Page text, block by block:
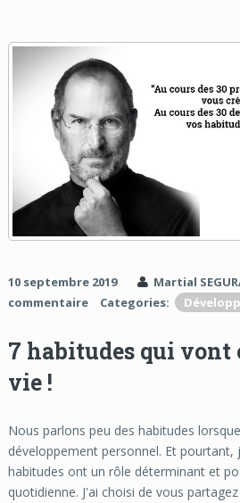
10 septembre 2019 Martial
commentaire
Categories:
7 habitudes qui vont
vie !
Nous parlons peu des habitudes
développement personnel. Et pourtant,
habitudes ont un rôle déterminant et
quotidienne. J'ai choisi de vous